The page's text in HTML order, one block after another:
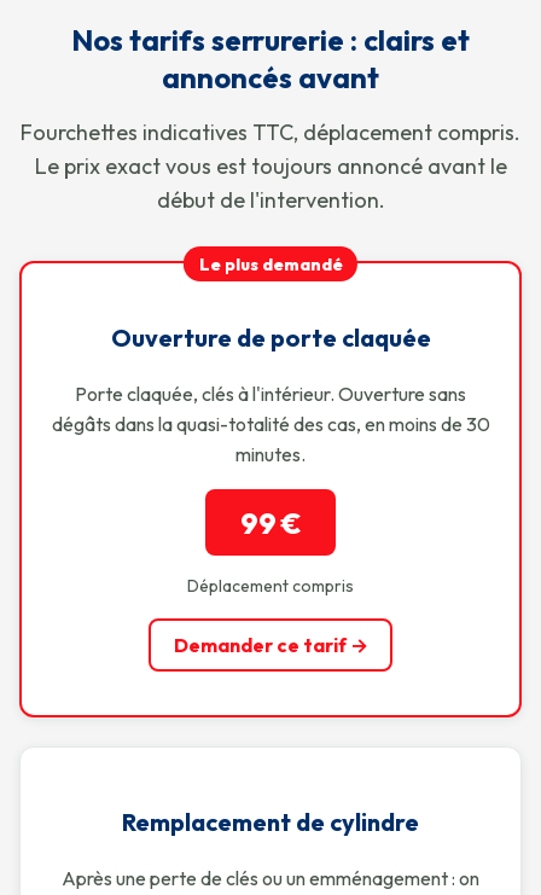
Nos tarifs serrurerie : clairs et
annoncés avant
Fourchettes indicatives TTC, déplacement compris.
Le prix exact vous est toujours annoncé avant le
début de l'intervention.
Le plus demandé
Ouverture de porte claquée
Porte claquée, clés à l'intérieur. Ouverture sans
dégâts dans la quasi-totalité des cas, en moins de 30
minutes.
99 €
Déplacement compris
Demander ce tarif →
Remplacement de cylindre
Après une perte de clés ou un emménagement : on